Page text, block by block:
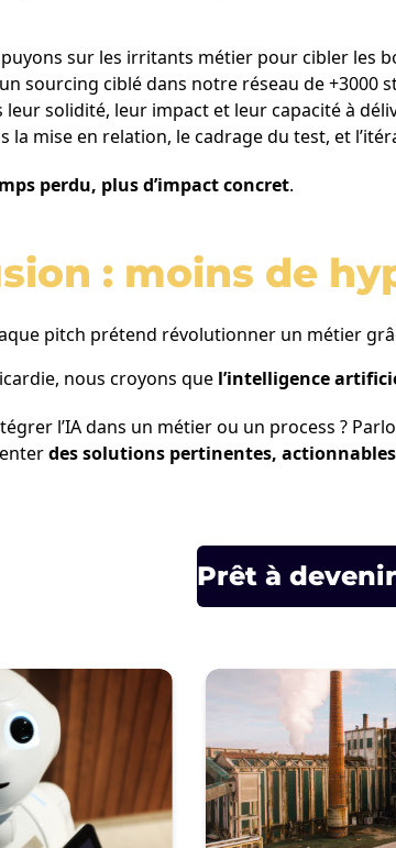
sur les irritants métier pour cibler les
sourcing ciblé dans notre réseau de +3000
leur solidité, leur impact et leur capacité à
la mise en relation, le cadrage du test, et
perdu, plus d’impact concret.
: moins de
pitch prétend révolutionner un métier
nous croyons que l’intelligence
l’IA dans un métier ou un process ?
des solutions pertinentes,
Prêt à